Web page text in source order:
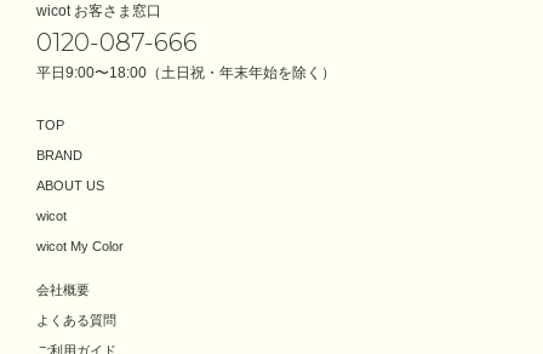
wicot お客さま窓口
0120-087-666
平日9:00〜18:00（土日祝・年末年始を除く）
TOP
BRAND
ABOUT US
wicot
wicot My Color
会社概要
よくある質問
ご利用ガイド